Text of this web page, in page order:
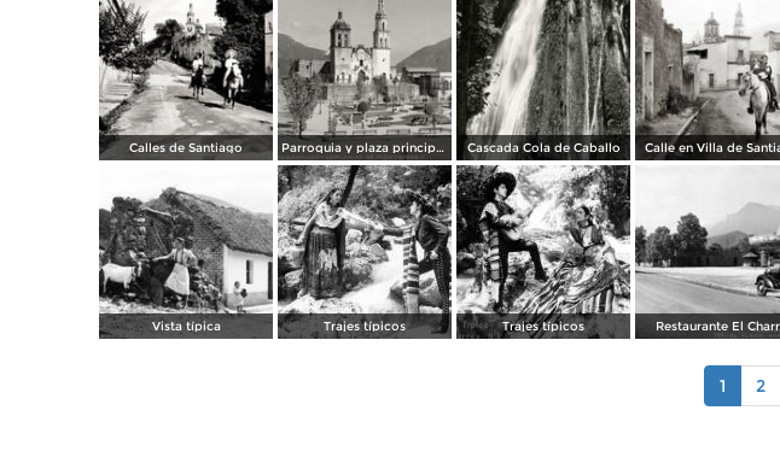
Calles de Santiago Parroquia y plaza principal de Santiago Cascada Cola de Caballo Calle en Villa de
Vista típica Trajes típicos Trajes típicos Restaurante El
1 2